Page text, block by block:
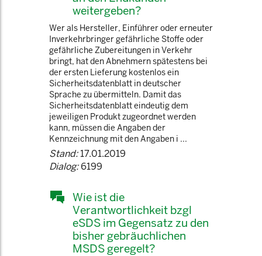
weitergeben?
Wer als Hersteller, Einführer oder erneuter
Inverkehrbringer gefährliche Stoffe oder
gefährliche Zubereitungen in Verkehr
bringt, hat den Abnehmern spätestens bei
der ersten Lieferung kostenlos ein
Sicherheitsdatenblatt in deutscher
Sprache zu übermitteln. Damit das
Sicherheitsdatenblatt eindeutig dem
jeweiligen Produkt zugeordnet werden
kann, müssen die Angaben der
Kennzeichnung mit den Angaben i ...
Stand:17.01.2019
Dialog:6199
Wie ist die
Verantwortlichkeit bzgl
eSDS im Gegensatz zu den
bisher gebräuchlichen
MSDS geregelt?